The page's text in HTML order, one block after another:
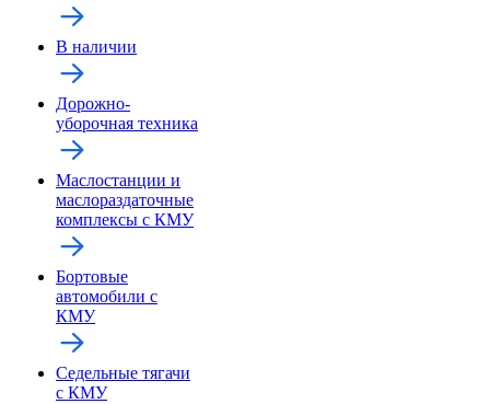
В наличии
Дорожно-
уборочная техника
Маслостанции и
маслораздаточные
комплексы с КМУ
Бортовые
автомобили с
КМУ
Седельные тягачи
с КМУ